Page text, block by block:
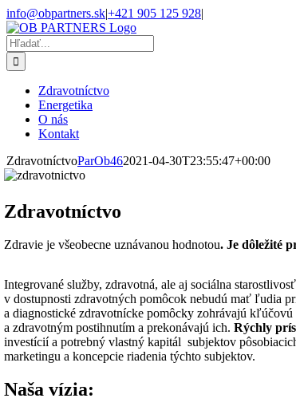
Skip
to
content
info@obpartners.sk|+421 905 125 928|
Hľadať:
Zdravotníctvo
Energetika
O nás
Kontakt
ZdravotníctvoParOb462021-04-30T23:55:47+00:00
Zdravotníctvo
Zdravie je všeobecne uznávanou hodnotou. Je dôležité
Integrované služby, zdravotná, ale aj sociálna
v dostupnosti zdravotných pomôcok nebudú mať ľudia
a diagnostické zdravotnícke pomôcky zohrávajú
a zdravotným postihnutím a prekonávajú ich.Rýchly
investícií a potrebný vlastný kapitál subjektov
marketingu a koncepcie riadenia týchto subjektov.
Naša vízia: